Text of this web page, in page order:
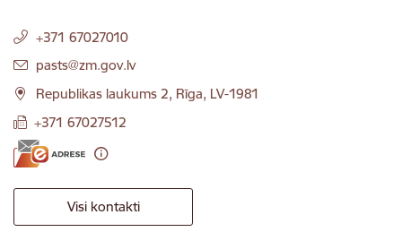
+371 67027010
E-pasts:
pasts@zm.gov.lv
Republikas laukums 2, Rīga, LV-1981
+371 67027512
Visi kontakti